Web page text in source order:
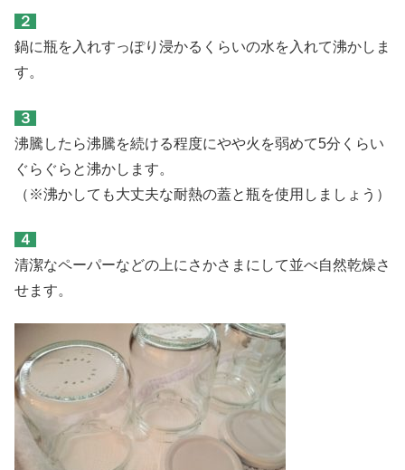
２
鍋に瓶を入れすっぽり浸かるくらいの水を入れて沸かしま
す。
３
沸騰したら沸騰を続ける程度にやや火を弱めて5分くらい
ぐらぐらと沸かします。
（※沸かしても大丈夫な耐熱の蓋と瓶を使用しましょう）
４
清潔なペーパーなどの上にさかさまにして並べ自然乾燥さ
せます。